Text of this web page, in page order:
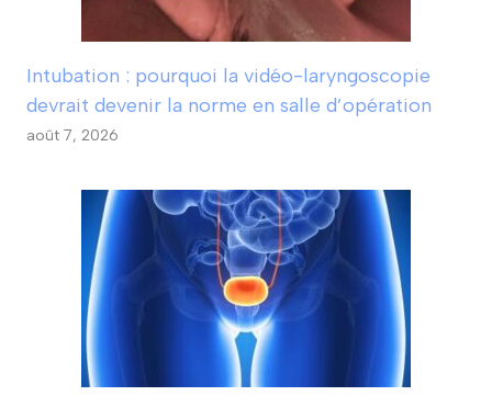
Intubation : pourquoi la vidéo-laryngoscopie
devrait devenir la norme en salle d’opération
août 7, 2026